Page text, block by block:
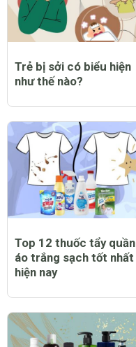
Trẻ bị sởi có biểu hiện
như thế nào?
Top 12 thuốc tẩy quần
áo trắng sạch tốt nhất
hiện nay